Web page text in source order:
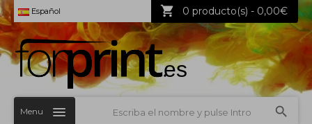
Español 0 producto(s) - 0,00€
Menu